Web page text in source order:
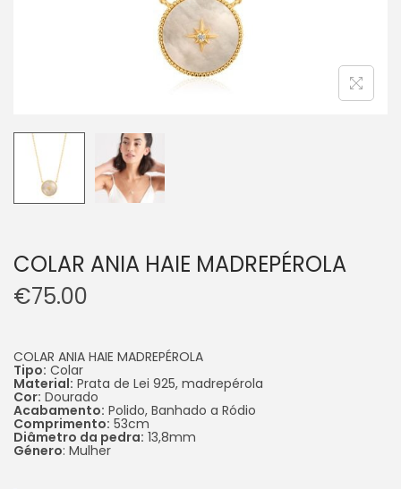
COLAR ANIA HAIE MADREPÉROLA
€75.00
COLAR ANIA HAIE MADREPÉROLA
Tipo: Colar
Material: Prata de Lei 925, madrepérola
Cor: Dourado
Acabamento: Polido, Banhado a Ródio
Comprimento: 53cm
Diâmetro da pedra: 13,8mm
Género: Mulher